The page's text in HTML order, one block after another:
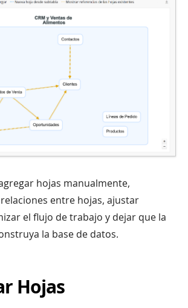
hojas manualmente,
entre hojas, ajustar
el flujo de trabajo y dejar que la
la base de datos.
Hojas